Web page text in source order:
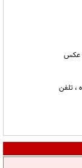
+ عکس
، تلفن